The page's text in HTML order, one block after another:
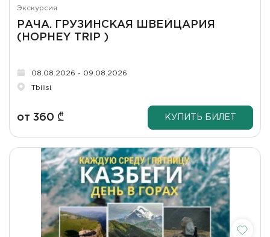
Экскурсия
РАЧА. ГРУЗИНСКАЯ ШВЕЙЦАРИЯ
(HOPHEY TRIP )
08.08.2026 - 09.08.2026
Tbilisi
от 360 ₾ КУПИТЬ БИЛЕТ